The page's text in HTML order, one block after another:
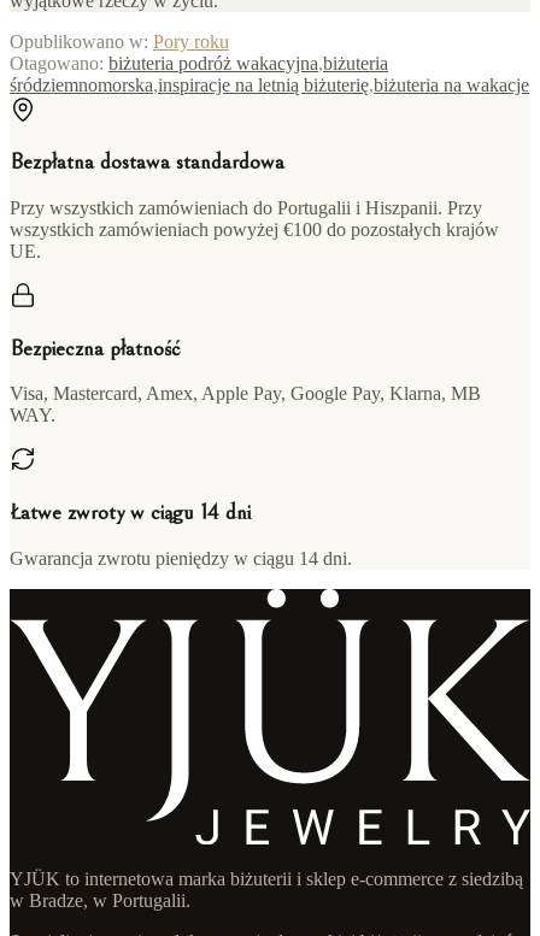
Opublikowano w: Pory roku
Otagowano: biżuteria podróż wakacyjna,biżuteria
śródziemnomorska,inspiracje na letnią biżuterię,biżuteria na wakacje
Bezpłatna dostawa standardowa
Przy wszystkich zamówieniach do Portugalii i Hiszpanii. Przy
wszystkich zamówieniach powyżej €100 do pozostałych krajów
UE.
Bezpieczna płatność
Visa, Mastercard, Amex, Apple Pay, Google Pay, Klarna, MB
WAY.
Łatwe zwroty w ciągu 14 dni
Gwarancja zwrotu pieniędzy w ciągu 14 dni.
YJÜK to internetowa marka biżuterii i sklep e-commerce z siedzibą
w Bradze, w Portugalii.